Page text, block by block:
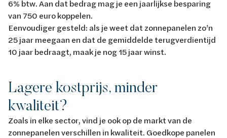
6% btw. Aan dat bedrag mag je een jaarlijkse besparing
van 750 euro koppelen.
Eenvoudiger gesteld: als je weet dat zonnepanelen zo’n
25 jaar meegaan en dat de gemiddelde terugverdientijd
10 jaar bedraagt, maak je nog 15 jaar winst.
Lagere kostprijs, minder
kwaliteit?
Zoals in elke sector, vind je ook op de markt van de
zonnepanelen verschillen in kwaliteit. Goedkope panelen